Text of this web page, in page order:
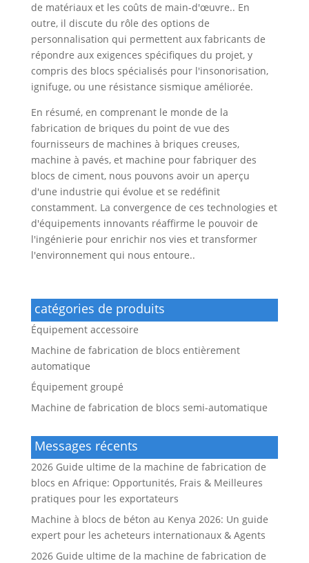
de matériaux et les coûts de main-d'œuvre.. En
outre, il discute du rôle des options de
personnalisation qui permettent aux fabricants de
répondre aux exigences spécifiques du projet, y
compris des blocs spécialisés pour l'insonorisation,
ignifuge, ou une résistance sismique améliorée.
En résumé, en comprenant le monde de la
fabrication de briques du point de vue des
fournisseurs de machines à briques creuses,
machine à pavés, et machine pour fabriquer des
blocs de ciment, nous pouvons avoir un aperçu
d'une industrie qui évolue et se redéfinit
constamment. La convergence de ces technologies et
d'équipements innovants réaffirme le pouvoir de
l'ingénierie pour enrichir nos vies et transformer
l'environnement qui nous entoure..
catégories de produits
Équipement accessoire
Machine de fabrication de blocs entièrement
automatique
Équipement groupé
Machine de fabrication de blocs semi-automatique
Messages récents
2026 Guide ultime de la machine de fabrication de
blocs en Afrique: Opportunités, Frais & Meilleures
pratiques pour les exportateurs
Machine à blocs de béton au Kenya 2026: Un guide
expert pour les acheteurs internationaux & Agents
2026 Guide ultime de la machine de fabrication de